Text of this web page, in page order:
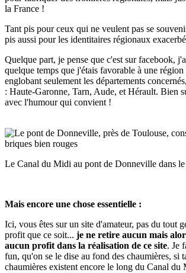
la France !
Tant pis pour ceux qui ne veulent pas se
pis aussi pour les identitaires régionaux
Quelque part, je pense que c'est sur facebook,
quelque temps que j'étais favorable à une
englobant seulement les départements
: Haute-Garonne, Tarn, Aude, et Hérault. Bien
avec l'humour qui convient !
Le Canal du Midi au pont de Donneville dans
Mais encore une chose essentielle :
Ici, vous êtes sur un site d'amateur, pas du tout
profit que ce soit... je ne retire aucun mais
aucun profit dans la réalisation de ce site. Je
fun, qu'on se le dise au fond des chaumières, si
chaumières existent encore le long du Canal du